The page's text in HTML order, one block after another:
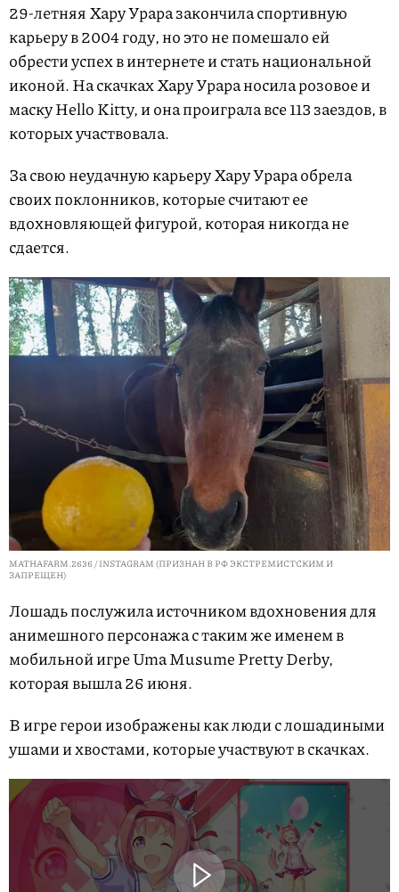
29-летняя Хару Урара закончила спортивную
карьеру в 2004 году, но это не помешало ей
обрести успех в интернете и стать национальной
иконой. На скачках Хару Урара носила розовое и
маску Hello Kitty, и она проиграла все 113 заездов, в
которых участвовала.
За свою неудачную карьеру Хару Урара обрела
своих поклонников, которые считают ее
вдохновляющей фигурой, которая никогда не
сдается.
MATHAFARM.2636 / INSTAGRAM (ПРИЗНАН В РФ ЭКСТРЕМИСТСКИМ И
ЗАПРЕЩЕН)
Лошадь послужила источником вдохновения для
анимешного персонажа с таким же именем в
мобильной игре Uma Musume Pretty Derby,
которая вышла 26 июня.
В игре герои изображены как люди с лошадиными
ушами и хвостами, которые участвуют в скачках.